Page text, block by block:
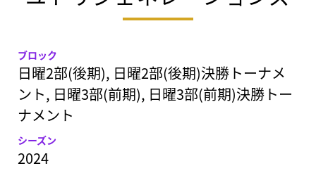
ブロック
日曜2部(後期), 日曜2部(後期)決勝トーナメ
ント, 日曜3部(前期), 日曜3部(前期)決勝トー
ナメント
シーズン
2024